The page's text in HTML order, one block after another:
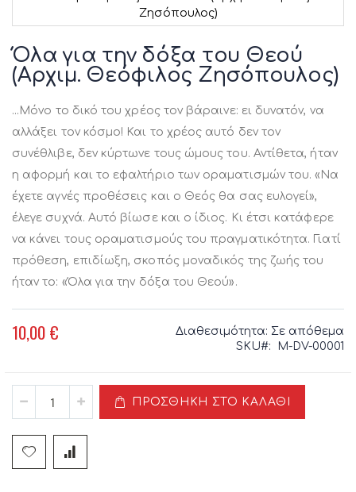
Ζησόπουλος)
στην
αρχή
της
εικόνων
Όλα για την δόξα του Θεού
(Αρχιμ. Θεόφιλος Ζησόπουλος)
...Μόνο το δικό του χρέος τον βάραινε: ει δυνατόν, να
αλλάξει τον κόσμο! Και το χρέος αυτό δεν τον
συνέθλιβε, δεν κύρτωνε τους ώμους του. Αντίθετα, ήταν
η αφορμή και το εφαλτήριο των οραματισμών του. «Να
έχετε αγνές προθέσεις και ο Θεός θα σας ευλογεί»,
έλεγε συχνά. Αυτό βίωσε και ο ίδιος. Κι έτσι κατάφερε
να κάνει τους οραματισμούς του πραγματικότητα. Γιατί
πρόθεση, επιδίωξη, σκοπός μοναδικός της ζωής του
ήταν το: «Όλα για την δόξα του Θεού».
10,00 € Διαθεσιμότητα: Σε απόθεμα
SKU
M-DV-00001
ΠΡΟΣΘΉΚΗ ΣΤΟ ΚΑΛΆΘΙ